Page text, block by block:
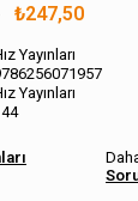
₺247,50
Yayınları
Yayınları